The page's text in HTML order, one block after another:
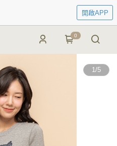
開啟APP
0
1/5